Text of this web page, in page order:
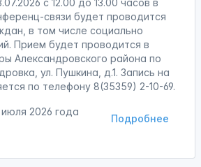
с 12.00 до 13.00 часов в
связи будет проводится
в том числе социально
Прием будет проводится в
Александровского района по
ул. Пушкина, д.1. Запись на
по телефону 8(35359) 2-10-69.
Подробнее
июля 2026 года